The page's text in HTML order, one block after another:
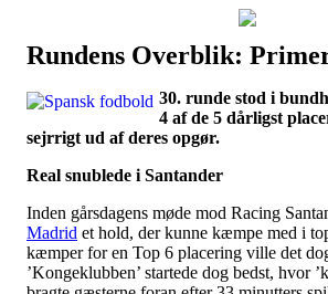
Наши партнеры
лучшие займы
Rundens Overblik:
30. runde stod i
4 af de 5 dårligst
sejrrigt ud af deres opgør.
Real snublede i Santander
Inden gårsdagens møde mod Racing
Madrid et hold, der kunne kæmpe med i
kæmper for en Top 6 placering ville det
’Kongeklubben’ startede dog bedst, hvor